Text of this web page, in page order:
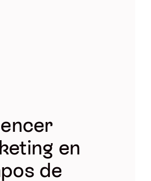
en
de